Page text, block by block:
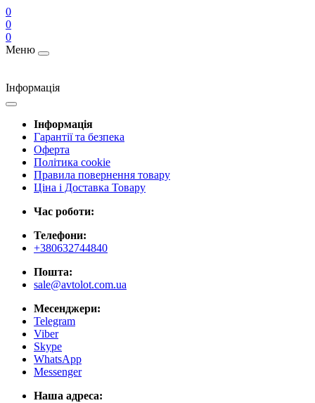
0
0
0
Меню
Інформація
Інформація
Гарантії та безпека
Оферта
Політика cookie
Правила повернення товару
Ціна і Доставка Товару
Час роботи:
Телефони:
+380632744840
Пошта:
sale@avtolot.com.ua
Месенджери:
Telegram
Viber
Skype
WhatsApp
Messenger
Наша адреса: